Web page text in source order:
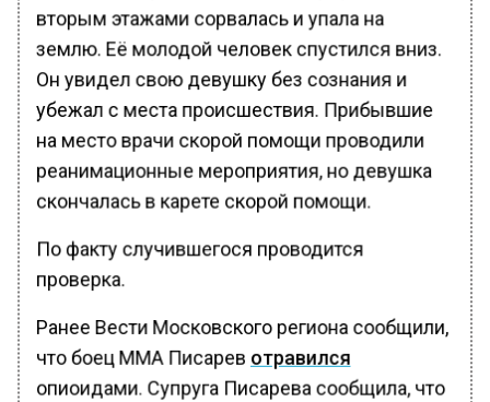
вторым этажами сорвалась и упала на
землю. Её молодой человек спустился вниз.
Он увидел свою девушку без сознания и
убежал с места происшествия. Прибывшие
на место врачи скорой помощи проводили
реанимационные мероприятия, но девушка
скончалась в карете скорой помощи.
По факту случившегося проводится
проверка.
Ранее Вести Московского региона сообщили,
что боец ММА Писарев отравился
опиоидами. Супруга Писарева сообщила, что